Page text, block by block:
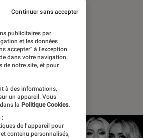
Rap R&B soul funk
publicitaires par
et les données
accepter" à l’exception
dans votre navigation
de notre site, et pour
à des informations,
un appareil. Vous
la Politique Cookies.
:
de l’appareil pour
contenu personnalisés,
Continuer sans accepter